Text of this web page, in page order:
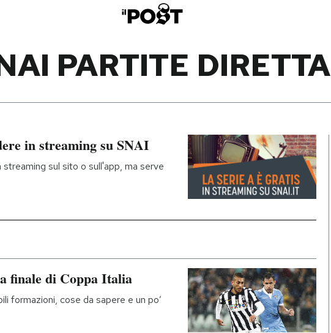
PARTITE DIRETTA
in streaming su SNAI
sul sito o sull'app, ma serve
finale di Coppa Italia
formazioni, cose da sapere e un po’